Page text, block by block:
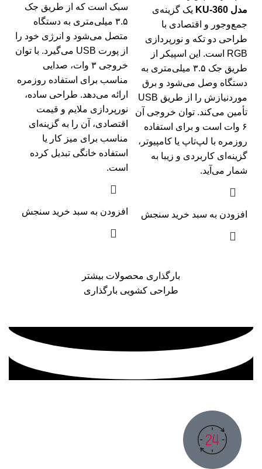
مدل KU-360
یک گزینه‌ی
جمع‌وجور و اقتصادی با
طراحی دو تکه و نورپردازی
RGB است. این اسپیکر از
طریق جک ۳.۵ میلی‌متری به
دستگاه وصل می‌شود و برق
موردنیازش را از طریق USB
تأمین می‌کند. توان خروجی آن
۶ وات است و برای استفاده
روزمره با لپ‌تاپ یا کامپیوتر،
گزینه‌ای کاربردی و زیبا به
شمار می‌آید.
افزودن به سبد خرید سنجش
سبک است که از طریق جک
۳.۵ میلی‌متری به دستگاه
متصل می‌شود و انرژی خود را
از پورت USB می‌گیرد. با توان
خروجی ۳ وات، صدایی
مناسب برای استفاده روزمره
ارائه می‌دهد. طراحی ساده،
نورپردازی ملایم و قیمت
اقتصادی، آن را به گزینه‌ای
مناسب برای میز کار یا
استفاده خانگی تبدیل کرده
است.
افزودن به سبد خرید سنجش
بارگذاری محصولات بیشتر
طراحی کشویی بارگذاری